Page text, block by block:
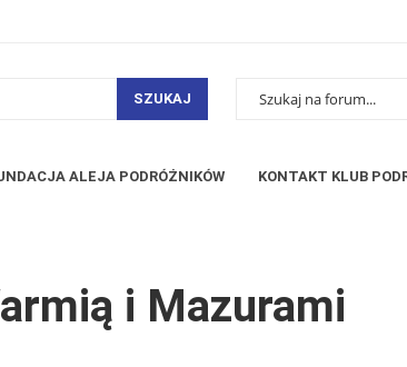
SZUKAJ
ALEJA PODRÓŻNIKÓW KONTAKT KLUB
i Mazurami